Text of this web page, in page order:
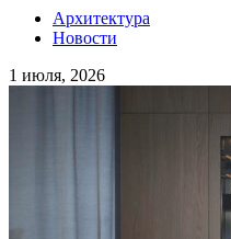
Архитектура
Новости
1 июля, 2026